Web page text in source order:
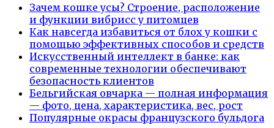
Зачем кошке усы? Строение, расположение
и функции вибрисс у питомцев
Как навсегда избавиться от блох у кошки с
помощью эффективных способов и средств
Искусственный интеллект в банке: как
современные технологии обеспечивают
безопасность клиентов
Бельгийская овчарка — полная информация
— фото, цена, характеристика, вес, рост
Популярные окрасы французского бульдога